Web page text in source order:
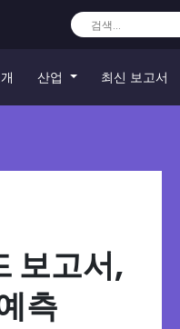
산업 최신 보고서
보고서,
측